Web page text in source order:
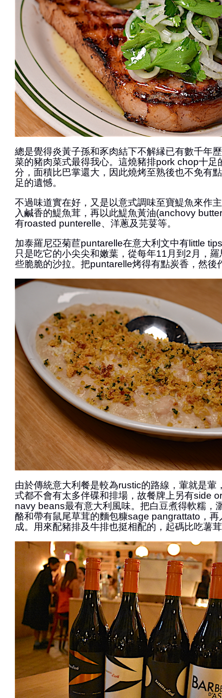
總是覺得炎黃子孫和豕肉結下不解縁已有數千年
菜的豬肉菜式最得我心。這燒豬排pork chop十足
分，面積比巴掌還大，因此燒烤至熟後也不免有
足的遺憾。
不過味道實在好，又是以意式調味至寶鯷魚來作
入鹹香的鯷魚茸，再以此鯷魚黃油(anchovy
有roasted punterelle、洋蔥及芫荽等。
加泰羅尼亞菊苣puntarelle在意大利文中有little
只是吃它的小尖尖和嫩葉，從每年11月到2月，
些脆脆的沙拉。把puntarelle烤得有點炭香，然後
由於傳統意大利餐是較為rustic的路線，葷就是葷
式都不會有太多伴碟和排場，故餐牌上另有side
navy beans最有意大利風味。把白豆煮得軟糯，
酪和帶有鼠尾草茸的麵包糠sage pangrattato，
成。用來配豬排及牛排也挺相配的，起碼比吃薯